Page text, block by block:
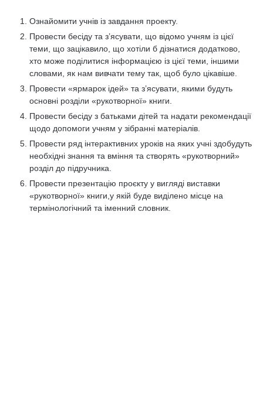
Ознайомити учнів із завдання проекту.
Провести бесіду та з’ясувати, що відомо учням із цієї
теми, що зацікавило, що хотіли б дізнатися додатково,
хто може поділитися інформацією із цієї теми, іншими
словами, як нам вивчати тему так, щоб було цікавіше.
Провести «ярмарок ідей» та з’ясувати, якими будуть
основні розділи «рукотворної» книги.
Провести бесіду з батьками дітей та надати рекомендації
щодо допомоги учням у зібранні матеріалів.
Провести ряд інтерактивних уроків на яких учні здобудуть
необхідні знання та вміння та створять «рукотворний»
розділ до підручника.
Провести презентацію проєкту у вигляді виставки
«рукотворної» книги,у якій буде виділено місце на
термінологічний та іменний словник.